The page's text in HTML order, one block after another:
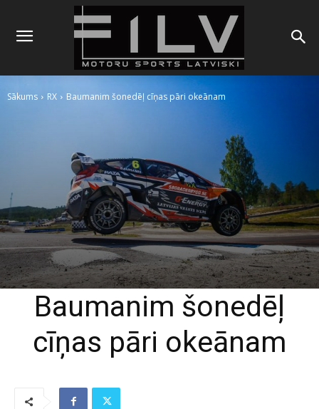
Sākums RX Baumanim šonedēļ cīņas pāri okeānam
Baumanim šonedēļ
cīņas pāri okeānam